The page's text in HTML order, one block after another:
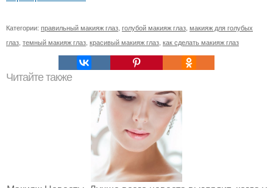
Категории: правильный макияж глаз голубой макияж глаз макияж для голубых
глаз темный макияж глаз красивый макияж глаз как сделать макияж глаз
Читайте также